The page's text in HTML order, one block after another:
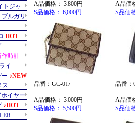
A品価格： 3,800円
S品価格： 6,000円
A品価
S品価
品番：GC-017
A品価格： 3,000円
S品価格： 5,500円
品番：
A品価
S品価